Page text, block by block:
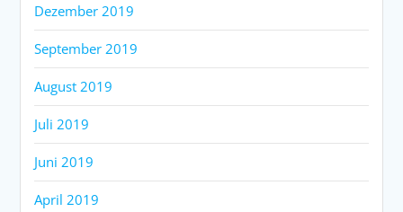
Dezember 2019
September 2019
August 2019
Juli 2019
Juni 2019
April 2019